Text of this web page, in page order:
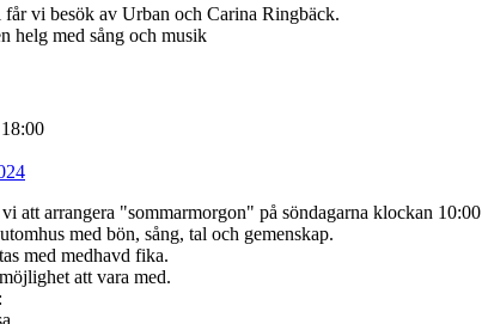
får vi besök av Urban och Carina Ringbäck.
helg med sång och musik
att arrangera "sommarmorgon" på söndagarna klockan 10:00
med bön, sång, tal och gemenskap.
med medhavd fika.
att vara med.